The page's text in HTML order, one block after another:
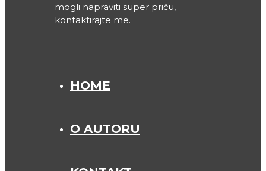
mogli napraviti super priču,
kontaktirajte me.
HOME
O AUTORU